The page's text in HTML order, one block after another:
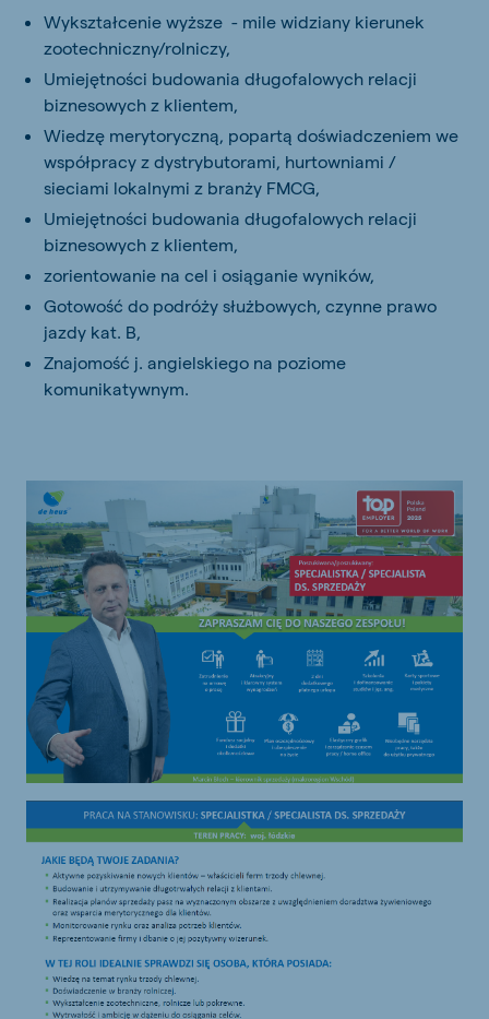
Wykształcenie wyższe - mile widziany kierunek
zootechniczny/rolniczy,
Umiejętności budowania długofalowych relacji
biznesowych z klientem,
Wiedzę merytoryczną, popartą doświadczeniem we
współpracy z dystrybutorami, hurtowniami /
sieciami lokalnymi z branży FMCG,
Umiejętności budowania długofalowych relacji
biznesowych z klientem,
zorientowanie na cel i osiąganie wyników,
Gotowość do podróży służbowych, czynne prawo
jazdy kat. B,
Znajomość j. angielskiego na poziome
komunikatywnym.